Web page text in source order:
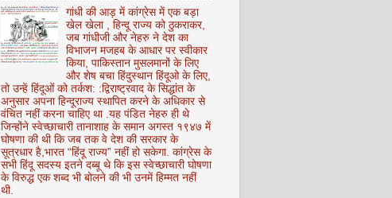
गांधी की आड़ में कांग्रेस में एक बड़ा
खेल खेला , हिन्दू राज्य को ठुकराकर,
जब गांधीजी और नेहरु ने देश का
विभाजन मजहब के आधार पर स्वीकार
किया, पाकिस्तान मुसलमानों के लिए
और शेष बचा हिंदुस्थान हिंदूओ के लिए,
तो उन्हें हिंदूओं को तर्कश: :द्विराष्ट्रवाद के सिद्धांत के
अनुसार अपना हिन्दूराज्य स्थापित करने के अधिकार से
वंचित नहीं करना चाहिए था .यह पंडित नेहरु ही थे
जिन्होंने स्वेच्छाचारी तानाशाह के समान अगस्त १९४७ में
घोषणा की थी कि जब तक वे देश की सरकार के
सूत्रधार है,भारत “हिंदू राज्य” नहीं हो सकेगा. कांग्रेस के
सभी हिंदू सदस्य इतने दब्बू थे कि इस स्वेच्छाचारी घोषणा
के विरुद्ध एक शब्द भी बोलने की भी उनमें हिम्मत नहीं
थी.